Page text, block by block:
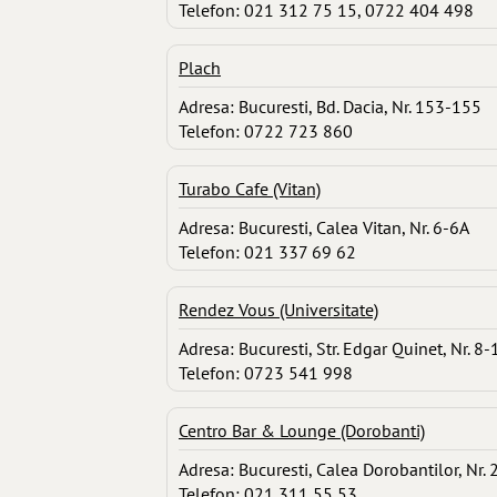
Telefon: 021 312 75 15, 0722 404 498
Plach
Adresa: Bucuresti, Bd. Dacia, Nr. 153-155
Telefon: 0722 723 860
Turabo Cafe (Vitan)
Adresa: Bucuresti, Calea Vitan, Nr. 6-6A
Telefon: 021 337 69 62
Rendez Vous (Universitate)
Adresa: Bucuresti, Str. Edgar Quinet, Nr. 8-
Telefon: 0723 541 998
Centro Bar & Lounge (Dorobanti)
Adresa: Bucuresti, Calea Dorobantilor, Nr.